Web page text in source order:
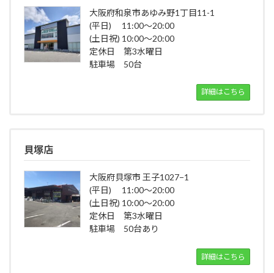
大阪府和泉市あゆみ野1丁目11-1
(平日) 11:00～20:00
(土日祝) 10:00～20:00
定休日 第3水曜日
駐車場 50台
詳細はこちら
貝塚店
大阪府貝塚市 王子1027−1
(平日) 11:00～20:00
(土日祝) 10:00～20:00
定休日 第3水曜日
駐車場 50台あり
詳細はこちら